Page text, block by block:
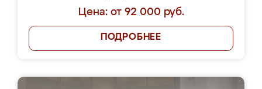
Цена: от 92 000 руб.
ПОДРОБНЕЕ